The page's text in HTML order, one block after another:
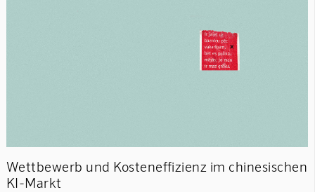
Wettbewerb und Kosteneffizienz im chinesischen
KI-Markt